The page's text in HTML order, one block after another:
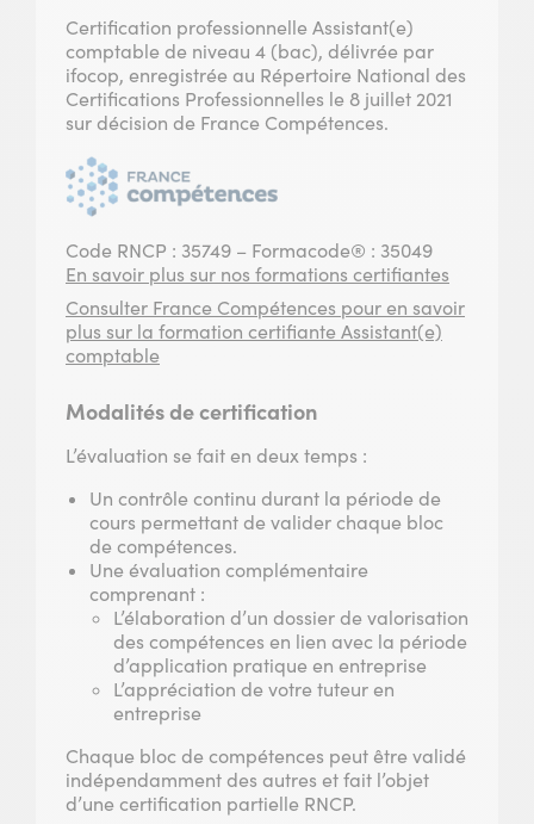
Certification professionnelle Assistant(e)
comptable de niveau 4 (bac), délivrée par
ifocop, enregistrée au Répertoire National des
Certifications Professionnelles le 8 juillet 2021
sur décision de France Compétences.
Code RNCP : 35749 – Formacode® : 35049
En savoir plus sur nos formations certifiantes
Consulter France Compétences pour en savoir
plus sur la formation certifiante Assistant(e)
comptable
Modalités de certification
L’évaluation se fait en deux temps :
Un contrôle continu durant la période de
cours permettant de valider chaque bloc
de compétences.
Une évaluation complémentaire
comprenant :
L’élaboration d’un dossier de valorisation
des compétences en lien avec la période
d’application pratique en entreprise
L’appréciation de votre tuteur en
entreprise
Chaque bloc de compétences peut être validé
indépendamment des autres et fait l’objet
d’une certification partielle RNCP.